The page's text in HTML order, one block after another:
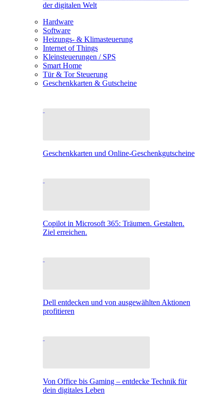
der digitalen Welt
Hardware
Software
Heizungs- & Klimasteuerung
Internet of Things
Kleinsteuerungen / SPS
Smart Home
Tür & Tor Steuerung
Geschenkkarten & Gutscheine
Geschenkkarten und Online-Geschenkgutscheine
Copilot in Microsoft 365: Träumen. Gestalten.
Ziel erreichen.
Dell entdecken und von ausgewählten Aktionen
profitieren
Von Office bis Gaming – entdecke Technik für
dein digitales Leben